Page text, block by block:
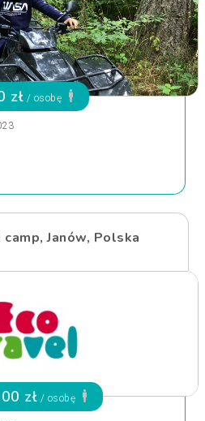
zł / osobę
Janów, Polska
zł / osobę